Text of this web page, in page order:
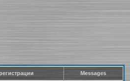
Messages